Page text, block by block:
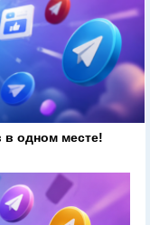
в одном месте!